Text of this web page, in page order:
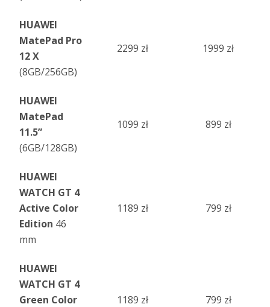
HUAWEI
MatePad Pro
12 X
(8GB/256GB)
2299 zł 1999 zł
HUAWEI
MatePad
11.5”
(6GB/128GB)
1099 zł 899 zł
HUAWEI
WATCH GT 4
Active Color
Edition 46
mm
1189 zł 799 zł
HUAWEI
WATCH GT 4
Green Color
1189 zł 799 zł